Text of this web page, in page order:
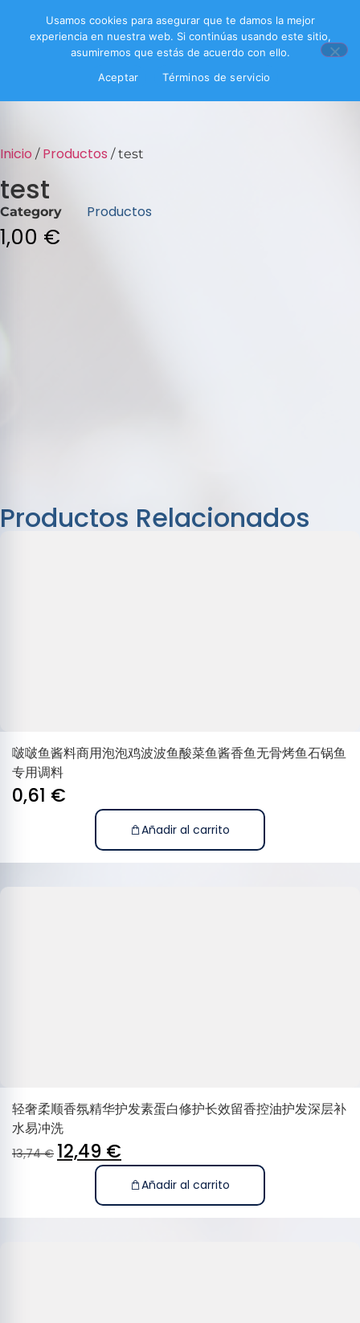
Inicio / Productos / test
test
Category Productos
1,00 €
Productos Relacionados
啵啵鱼酱料商用泡泡鸡波波鱼酸菜鱼酱香鱼无骨烤鱼石锅鱼
专用调料
0,61 €
Añadir al carrito
轻奢柔顺香氛精华护发素蛋白修护长效留香控油护发深层补
水易冲洗
13,74€ 12,49 €
Añadir al carrito
Usamos cookies para asegurar que te damos la mejor
experiencia en nuestra web. Si continúas usando este sitio,
asumiremos que estás de acuerdo con ello.
Aceptar
Términos de servicio